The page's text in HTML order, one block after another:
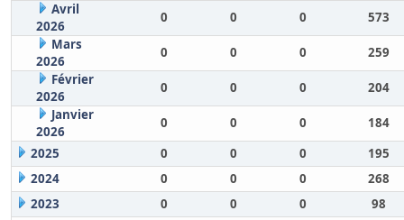
Avril
2026
0 0 0
573
Mars
2026
0 0 0
259
Février
2026
0 0 0
204
Janvier
2026
0 0 0
184
2025
0 0 0
195
2024
0 0 0
268
2023
0 0 0
98